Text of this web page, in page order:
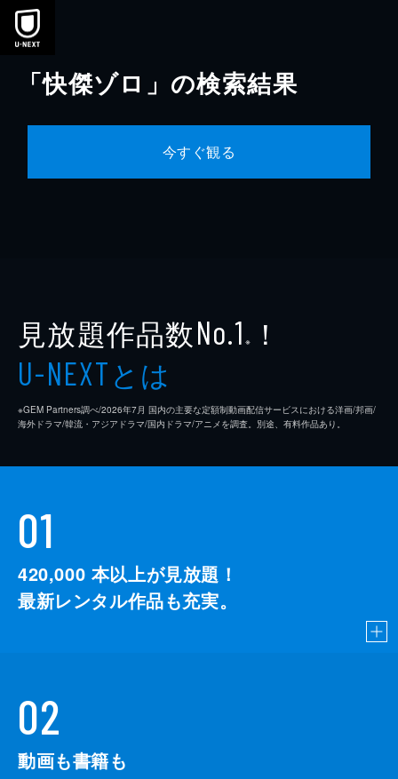
本文へスキップ
「快傑ゾロ」の検索結果
今すぐ観る
見放題作品数No.1 ※ ！
U-NEXTとは
※GEM Partners調べ/2026年7⽉ 国内の主要な定額制動画配信サービスにおける洋画/邦画/
海外ドラマ/韓流・アジアドラマ/国内ドラマ/アニメを調査。別途、有料作品あり。
01
420,000 本以上が見放題！
最新レンタル作品も充実。
02
動画も書籍も